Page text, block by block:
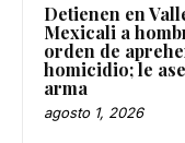
Detienen en
Mexicali a
orden de
homicidio; le
arma
agosto 1, 2026